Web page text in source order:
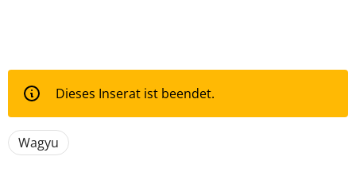
Dieses Inserat ist beendet.
Wagyu